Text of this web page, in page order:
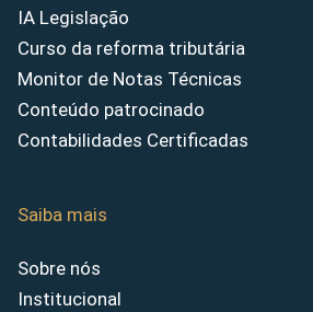
IA Legislação
Curso da reforma tributária
Monitor de Notas Técnicas
Conteúdo patrocinado
Contabilidades Certificadas
Saiba mais
Sobre nós
Institucional